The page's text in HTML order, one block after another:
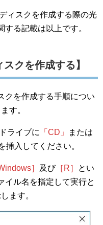
ィスクを作成する際の光
る記載は以上です。
クを作成する】
クを作成する手順につい
す。
ライブに 「CD」
または
挿入してください。
］ 及び［R］
とい
イル名を指定して実行と
ます。